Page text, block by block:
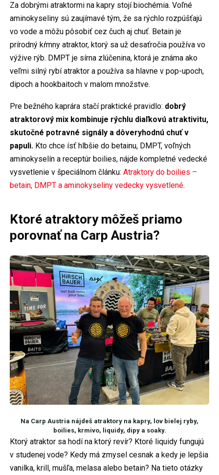
Za dobrými atraktormi na kapry stojí biochémia. Voľné
aminokyseliny sú zaujímavé tým, že sa rýchlo rozpúšťajú
vo vode a môžu pôsobiť cez čuch aj chuť. Betain je
prírodný kŕmny atraktor, ktorý sa už desaťročia používa vo
výžive rýb. DMPT je sírna zlúčenina, ktorá je známa ako
veľmi silný rybí atraktor a používa sa hlavne v pop-upoch,
dipoch a hookbaitoch v malom množstve.
Pre bežného kaprára stačí praktické pravidlo: dobrý
atraktorový mix kombinuje rýchlu diaľkovú atraktivitu,
skutočné potravné signály a dôveryhodnú chuť v
papuli. Kto chce ísť hlbšie do betainu, DMPT, voľných
aminokyselín a receptúr boilies, nájde kompletné vedecké
vysvetlenie v špeciálnom článku: Atraktory do boilies –
betain, DMPT a aminokyseliny vedecky vysvetlené.
Ktoré atraktory môžeš priamo
porovnať na Carp Austria?
Na Carp Austria nájdeš atraktory na kapry, lov bielej ryby,
boilies, krmivo, liquidy, dipy a soaky.
Ktorý atraktor sa hodí na ktorý revír? Ktoré liquidy fungujú
v studenej vode? Kedy má zmysel cesnak a kedy je lepšia
vanilka, krill, mušľa, melasa alebo betain? Na tieto otázky